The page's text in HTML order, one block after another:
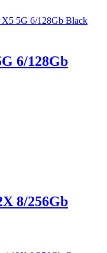
6/128Gb
8/256Gb